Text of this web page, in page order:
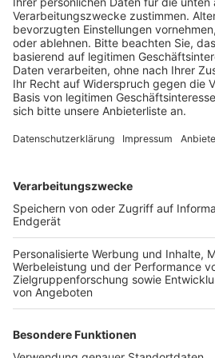
demonstrieren.
Veröffentlicht:Montag, 08.07.2019
Anzeige
Es wird mit einem Schicht-
Außerdem soll es für die
Außenstehende Workshops,
Musik geben. In der letzten
Schule eh kaum noch Unterricht
wir die Zeit lieber für einen guten
es von einer Sprecherin. Durch
Schüler die Kölner Politiker direkt